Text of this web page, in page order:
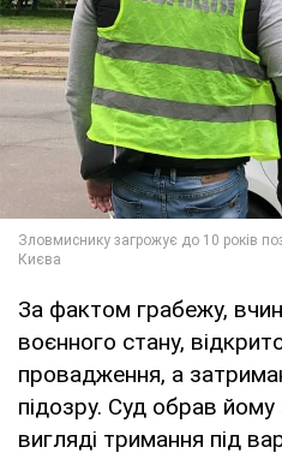
За фактом грабежу,
воєнного стану,
провадження, а
підозру. Суд обрав йому
вигляді тримання під